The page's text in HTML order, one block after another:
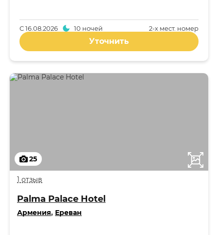
2-x мест. номер
С16.08.2026 10 ночей
Уточнить
25
1 отзыв
Palma Palace Hotel
Армения, Ереван